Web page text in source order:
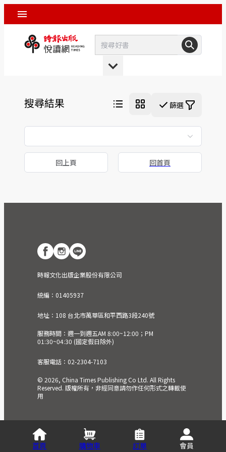
搜尋結果 篩選
回上頁 回首頁
時報文化出版企業股份有限公司
統編：01405937
地址：108 台北市萬華區和平西路3段240號
服務時間：週一到週五AM 8:00~12:00；PM
01:30~04:30 (國定假日除外)
客服電話：02-2304-7103
© 2026, China Times Publishing Co Ltd. All Rights
Reserved. 版權所有，非經同意請勿作任何形式之轉載使
用
首頁 購物車 訂單 會員